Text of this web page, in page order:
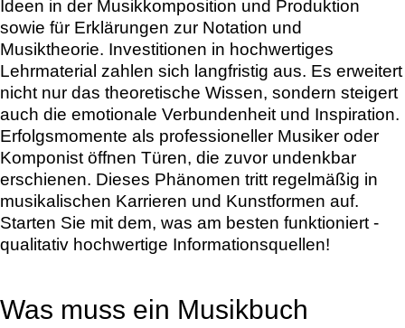
Ideen in der Musikkomposition und Produktion
sowie für Erklärungen zur Notation und
Musiktheorie. Investitionen in hochwertiges
Lehrmaterial zahlen sich langfristig aus. Es erweitert
nicht nur das theoretische Wissen, sondern steigert
auch die emotionale Verbundenheit und Inspiration.
Erfolgsmomente als professioneller Musiker oder
Komponist öffnen Türen, die zuvor undenkbar
erschienen. Dieses Phänomen tritt regelmäßig in
musikalischen Karrieren und Kunstformen auf.
Starten Sie mit dem, was am besten funktioniert -
qualitativ hochwertige Informationsquellen!
Was muss ein Musikbuch